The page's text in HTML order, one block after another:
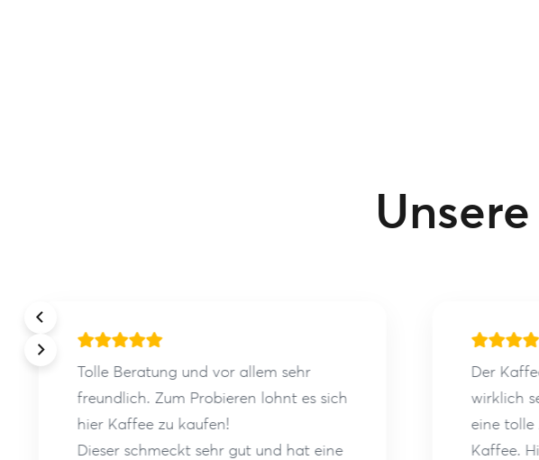
Tolle Beratung und vor allem sehr
freundlich. Zum Probieren lohnt es sich
hier Kaffee zu kaufen!
Dieser schmeckt sehr gut und hat eine
Der
wirklich
eine tolle
Kaffee.